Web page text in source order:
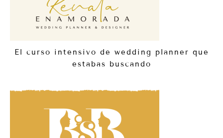
El curso intensivo de wedding planner que
estabas buscando